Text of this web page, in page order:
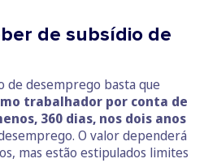
de subsídio de
de desemprego basta que
trabalhador por conta de
360 dias, nos dois anos
O valor dependerá
mas estão estipulados limites